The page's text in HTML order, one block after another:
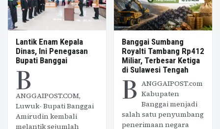
Lantik Enam Kepala
Dinas, Ini Penegasan
Bupati Banggai
B
ANGGAIPOST.COM,
Luwuk- Bupati Banggai
Amirudin kembali
melantik sejumlah
Banggai Sumbang
Royalti Tambang Rp412
Miliar, Terbesar Ketiga
di Sulawesi Tengah
B ANGGAIPOST.com
Kabupaten
Banggai menjadi
salah satu penyumbang
penerimaan negara